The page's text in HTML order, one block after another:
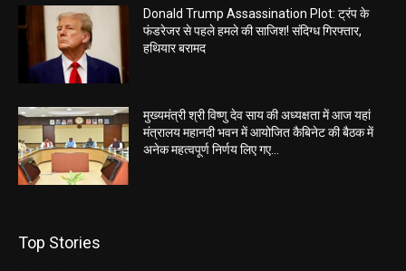
Donald Trump Assassination Plot: ट्रंप के
फंडरेजर से पहले हमले की साजिश! संदिग्ध गिरफ्तार,
हथियार बरामद
मुख्यमंत्री श्री विष्णु देव साय की अध्यक्षता में आज यहां
मंत्रालय महानदी भवन में आयोजित कैबिनेट की बैठक में
अनेक महत्वपूर्ण निर्णय लिए गए...
Top Stories